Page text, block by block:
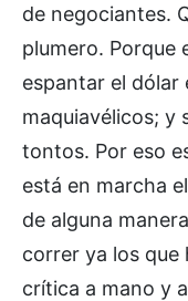
de negociantes.
plumero. Porque
espantar el dólar
maquiavélicos; y
tontos. Por eso
está en marcha
de alguna
correr ya los que
crítica a mano y